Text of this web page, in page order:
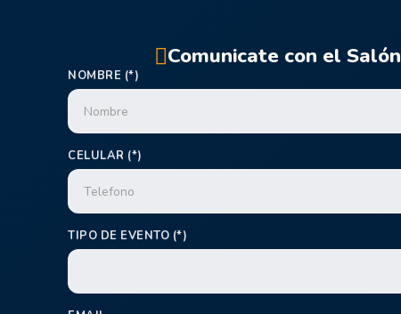
Comunicate con el Salón
NOMBRE (*)
CELULAR (*)
TIPO DE EVENTO (*)